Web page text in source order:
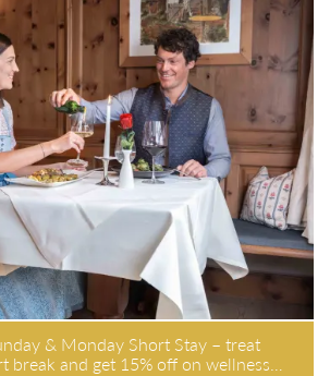
& Monday Short Stay – treat
break and get 15% off on wellness…